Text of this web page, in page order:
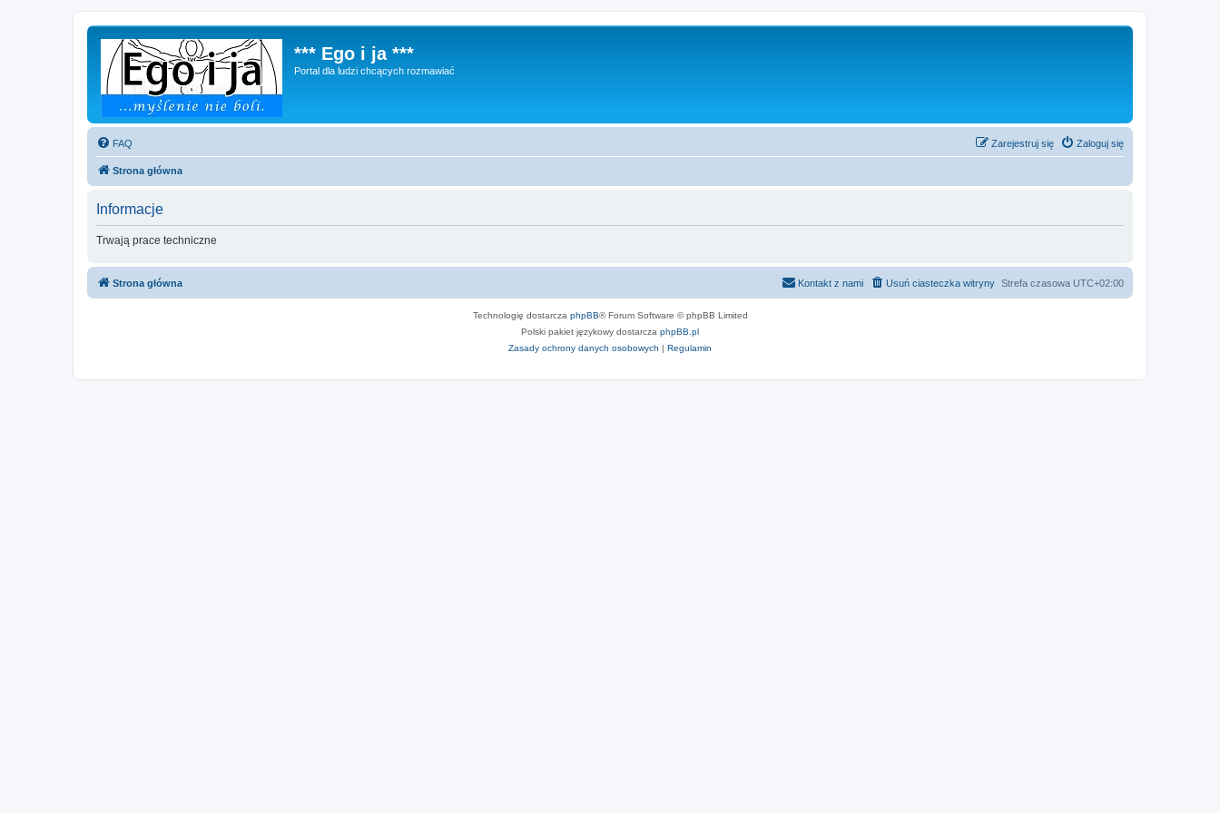
*** Ego i ja ***
Portal dla ludzi chcących rozmawiać
FAQ Zaloguj się
Zarejestruj się
Strona główna
Informacje
Trwają prace techniczne
Strona główna Strefa czasowa UTC+02:00
Usuń ciasteczka witryny
Kontakt z nami
Technologię dostarcza phpBB® Forum Software © phpBB Limited
Polski pakiet językowy dostarcza phpBB.pl
Zasady ochrony danych osobowych | Regulamin